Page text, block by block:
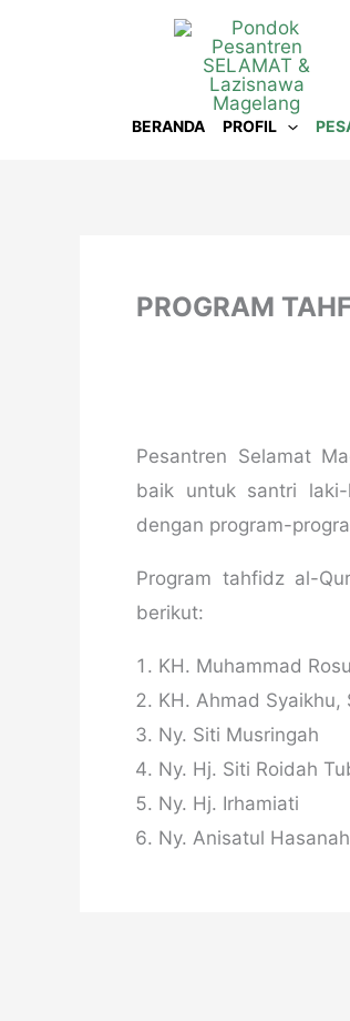
BERANDA PROFIL
PROGRAM
Pesantren Selamat
baik untuk santri
dengan program-
Program tahfidz al-
berikut:
KH. Muhammad
KH. Ahmad Syaikhu,
Ny. Siti Musringah
Ny. Hj. Siti Roidah
Ny. Hj. Irhamiati
Ny. Anisatul Hasanah